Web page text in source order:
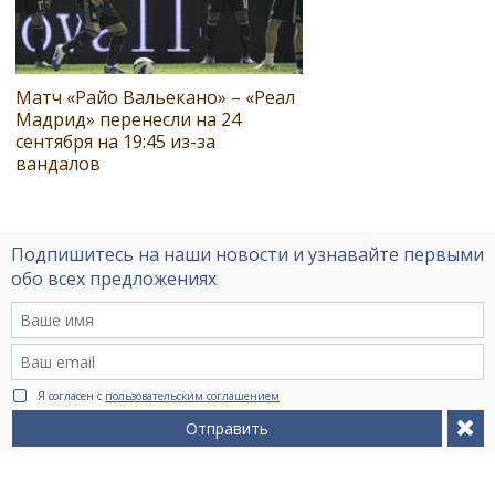
Матч «Райо Вальекано» – «Реал
Мадрид» перенесли на 24
сентября на 19:45 из-за
вандалов
Подпишитесь на наши новости и узнавайте первыми
обо всех предложениях
Я согласен с пользовательским соглашением
Отправить